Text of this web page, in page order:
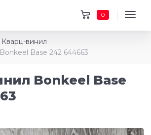
0
Кварц-винил
Base 242 644663
Bonkeel Base